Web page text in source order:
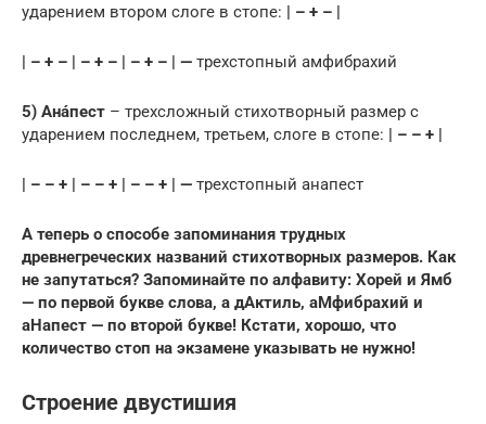
ударением втором слоге в стопе: | – + – |
| – + – | – + – | – + – | — трехстопный амфибрахий
5) Анáпест – трехсложный стихотворный размер с
ударением последнем, третьем, слоге в стопе: | – – + |
| – – + | – – + | – – + | — трехстопный анапест
А теперь о способе запоминания трудных
древнегреческих названий стихотворных размеров. Как
не запутаться? Запоминайте по алфавиту: Хорей и Ямб
— по первой букве слова, а дАктиль, аМфибрахий и
аНапест — по второй букве! Кстати, хорошо, что
количество стоп на экзамене указывать не нужно!
Строение двустишия